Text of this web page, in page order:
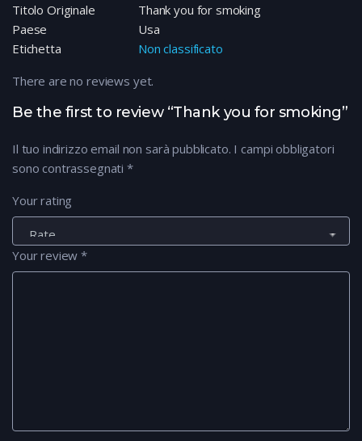
Titolo Originale
Thank you for smoking
Paese
Usa
Etichetta
Non classificato
Be the first to review “Thank you for smoking”
Il tuo indirizzo email non sarà pubblicato. I campi obbligatori
sono contrassegnati *
Your rating
Your review*
There are no reviews yet.